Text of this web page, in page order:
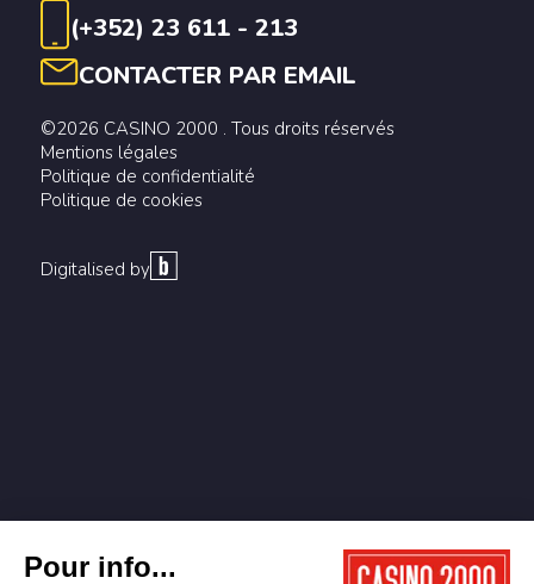
(+352) 23 611 - 213
CONTACTER PAR EMAIL
©2026 CASINO 2000 . Tous droits réservés
Mentions légales
Politique de confidentialité
Politique de cookies
Digitalised by